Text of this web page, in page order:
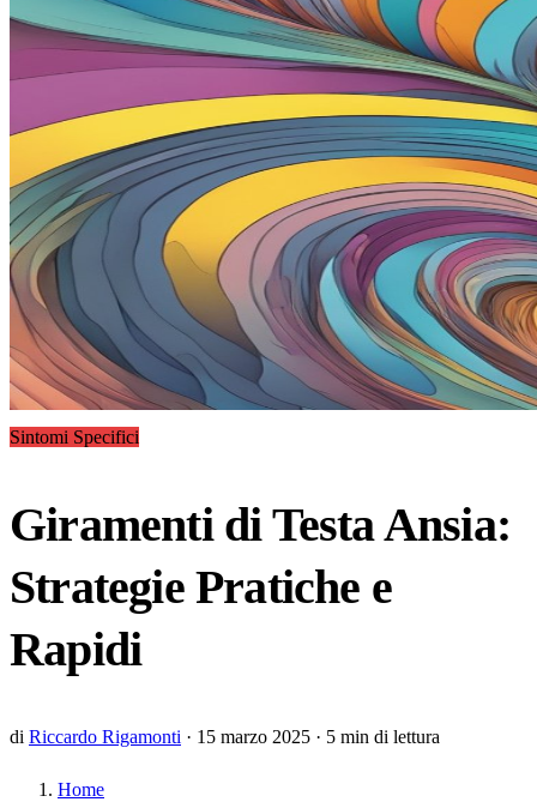
Sintomi Specifici
Giramenti di Testa Ansia:
Strategie Pratiche e
Rapidi
di Riccardo Rigamonti · 15 marzo 2025 · 5 min di lettura
Home